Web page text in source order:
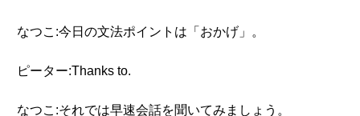
なつこ:今日の文法ポイントは「おかげ」。
ピーター:Thanks to.
なつこ:それでは早速会話を聞いてみましょう。